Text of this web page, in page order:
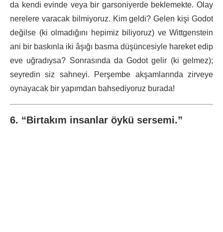
da kendi evinde veya bir garsoniyerde beklemekte. Olay
nerelere varacak bilmiyoruz. Kim geldi? Gelen kişi Godot
değilse (ki olmadığını hepimiz biliyoruz) ve Wittgenstein
ani bir baskınla iki âşığı basma düşüncesiyle hareket edip
eve uğradıysa? Sonrasında da Godot gelir (ki gelmez);
seyredin siz sahneyi. Perşembe akşamlarında zirveye
oynayacak bir yapımdan bahsediyoruz burada!
6. “Birtakım insanlar öykü sersemi.”